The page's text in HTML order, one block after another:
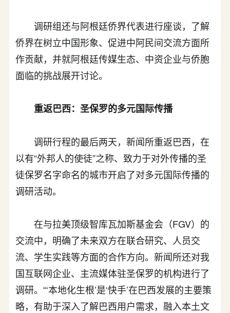
调研组还与阿根廷侨界代表进行座谈，了解
侨界在树立中国形象、促进中阿民间交流方面所
作贡献，并就阿根廷传媒生态、中资企业与侨胞
面临的挑战展开讨论。
重返巴西：圣保罗的多元国际传播
调研行程的最后两天，新闻所重返巴西，在
以有“外邦人的使徒”之称、致力于对外传播的圣
徒保罗名字命名的城市开启了对多元国际传播的
调研活动。
在与拉美顶级智库瓦加斯基金会（FGV）的
交流中，明确了未来双方在联合研究、人员交
流、学生实践等方面的合作方向。新闻所还对我
国互联网企业、主流媒体驻圣保罗的机构进行了
调研。“‘本地化生根’是‘快手’在巴西发展的主要策
略，有助于深入了解巴西用户需求，融入本土文